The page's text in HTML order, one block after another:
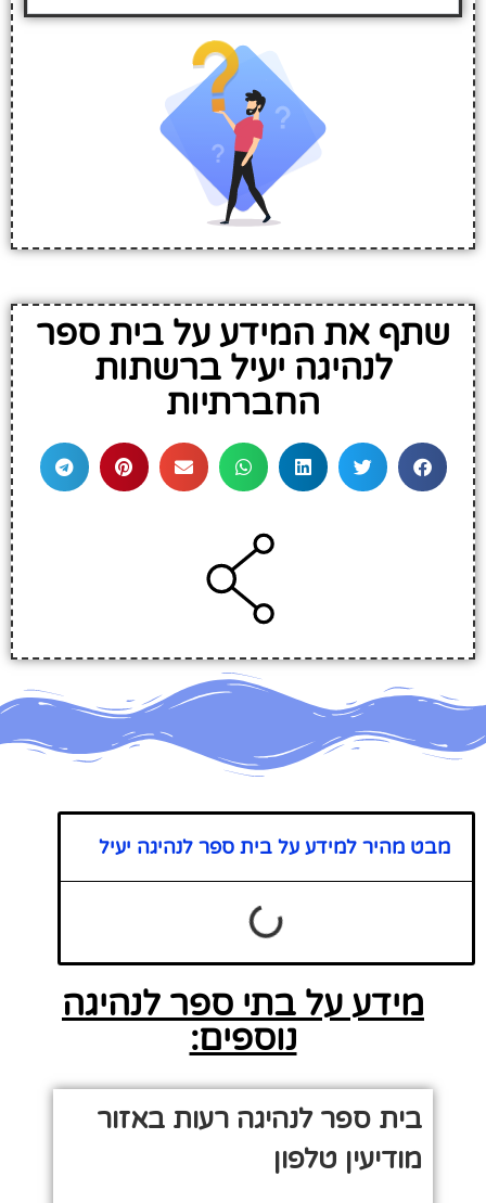
שתף את המידע על בית ספר
לנהיגה יעיל ברשתות
החברתיות
מבט מהיר למידע על בית ספר לנהיגה יעיל
מידע על בתי ספר לנהיגה
נוספים:
בית ספר לנהיגה רעות באזור
מודיעין טלפון